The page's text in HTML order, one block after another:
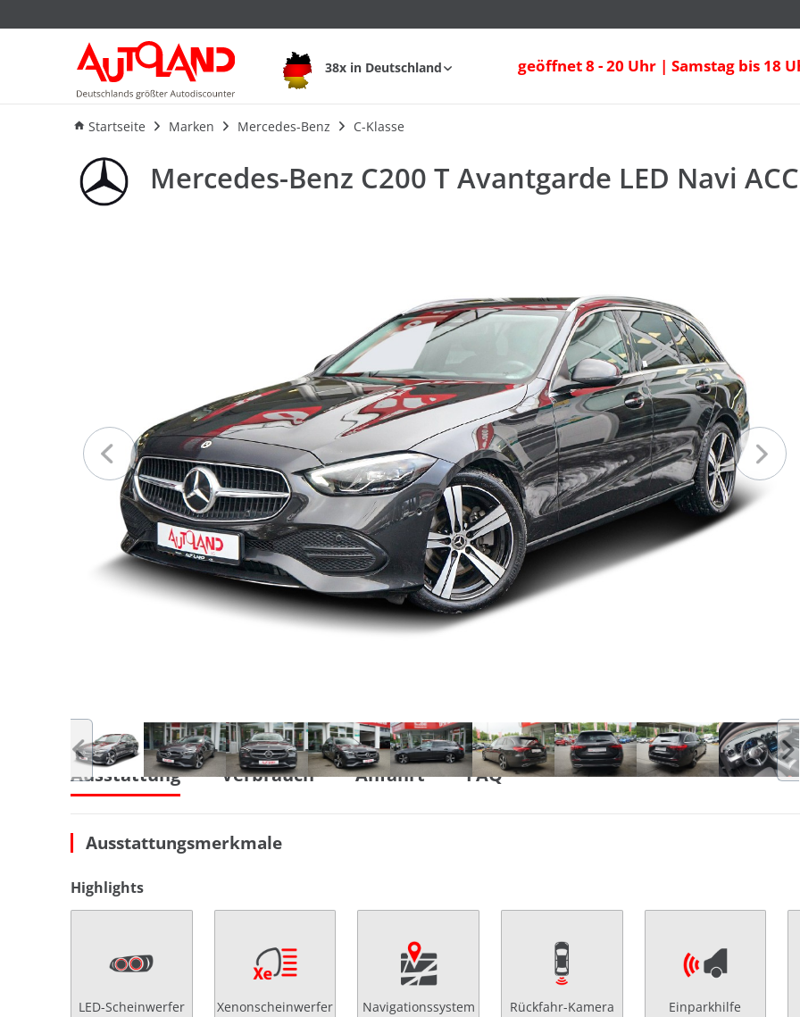
38x in Deutschland geöffnet 8 - 20 Uhr | Samstag bis 18
Startseite Marken Mercedes-Benz C-Klasse
Ausstattung Verbrauch
Mercedes-Benz C200 T Avantgarde LED Navi
Ausstattung Verbrauch Anfahrt FAQ
Ausstattungsmerkmale
Highlights
LED-Scheinwerfer Xenonscheinwerfer Navigationssystem Rückfahr-Kamera Einparkhilfe